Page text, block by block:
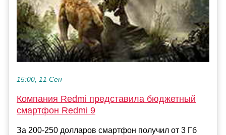
15:00, 11 Сен
Компания Redmi представила бюджетный
смартфон Redmi 9
За 200-250 долларов смартфон получил от 3 Гб